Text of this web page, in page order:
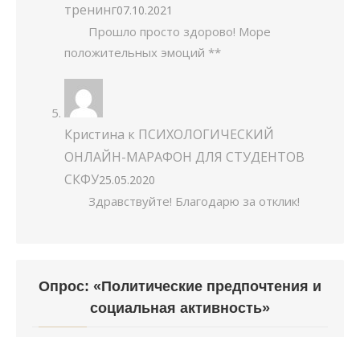
тренинг07.10.2021
Прошло просто здорово! Море
положительных эмоций **
Кристина к ПСИХОЛОГИЧЕСКИЙ
ОНЛАЙН-МАРАФОН ДЛЯ СТУДЕНТОВ
СКФУ25.05.2020
Здравствуйте! Благодарю за отклик!
Опрос: «Политические предпочтения и
социальная активность»